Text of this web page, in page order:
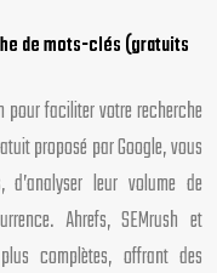
de mots-clés (gratuits
pour faciliter votre recherche
proposé par Google, vous
d’analyser leur volume de
Ahrefs, SEMrush et
complètes, offrant des